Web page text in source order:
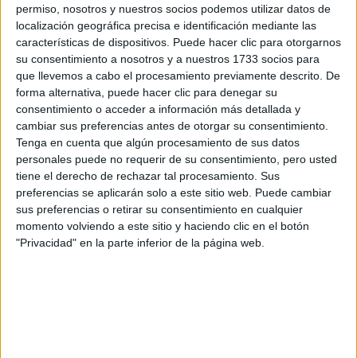
permiso, nosotros y nuestros socios podemos utilizar datos de
localización geográfica precisa e identificación mediante las
características de dispositivos. Puede hacer clic para otorgarnos
su consentimiento a nosotros y a nuestros 1733 socios para
que llevemos a cabo el procesamiento previamente descrito. De
forma alternativa, puede hacer clic para denegar su
consentimiento o acceder a información más detallada y
cambiar sus preferencias antes de otorgar su consentimiento.
Tenga en cuenta que algún procesamiento de sus datos
personales puede no requerir de su consentimiento, pero usted
tiene el derecho de rechazar tal procesamiento. Sus
preferencias se aplicarán solo a este sitio web. Puede cambiar
sus preferencias o retirar su consentimiento en cualquier
momento volviendo a este sitio y haciendo clic en el botón
"Privacidad" en la parte inferior de la página web.
Circuitos
Fórmula E
F2 / F3 / F4
Resistencia
Indycar
Otros
Producto
Producto
Web pensada para poder ofrecer diferentes
productos propios y ajenos para que los